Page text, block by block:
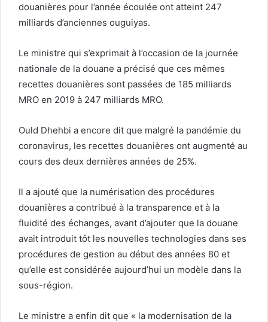
douanières pour l’année écoulée ont atteint 247
milliards d’anciennes ouguiyas.
Le ministre qui s’exprimait à l’occasion de la journée
nationale de la douane a précisé que ces mêmes
recettes douanières sont passées de 185 milliards
MRO en 2019 à 247 milliards MRO.
Ould Dhehbi a encore dit que malgré la pandémie du
coronavirus, les recettes douanières ont augmenté au
cours des deux dernières années de 25%.
Il a ajouté que la numérisation des procédures
douanières a contribué à la transparence et à la
fluidité des échanges, avant d’ajouter que la douane
avait introduit tôt les nouvelles technologies dans ses
procédures de gestion au début des années 80 et
qu’elle est considérée aujourd’hui un modèle dans la
sous-région.
Le ministre a enfin dit que « la modernisation de la